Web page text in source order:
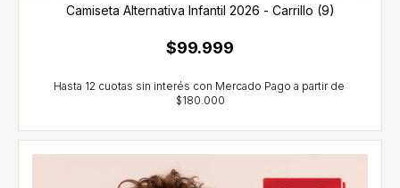
Camiseta Alternativa Infantil 2026 - Carrillo (9)
$99.999